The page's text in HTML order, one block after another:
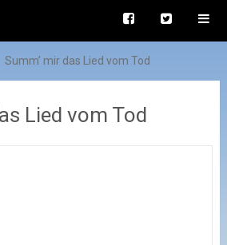
Summ’ mir das Lied vom Tod
Lied vom Tod